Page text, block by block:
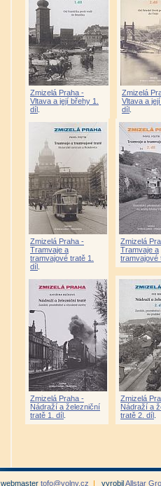
Zmizelá Praha -
Vltava a její břehy 1.
díl
Zmizelá
Vltava a
díl
Zmizelá Praha -
Tramvaje a
tramvajové tratě 1.
díl
Zmizelá
Tramvaje a
tramvajové
Zmizelá Praha -
Nádraží a železniční
tratě 1. díl
Zmizelá
Nádraží a
tratě 2. díl
webmaster tofo@volny.cz | vyrobilAllstar